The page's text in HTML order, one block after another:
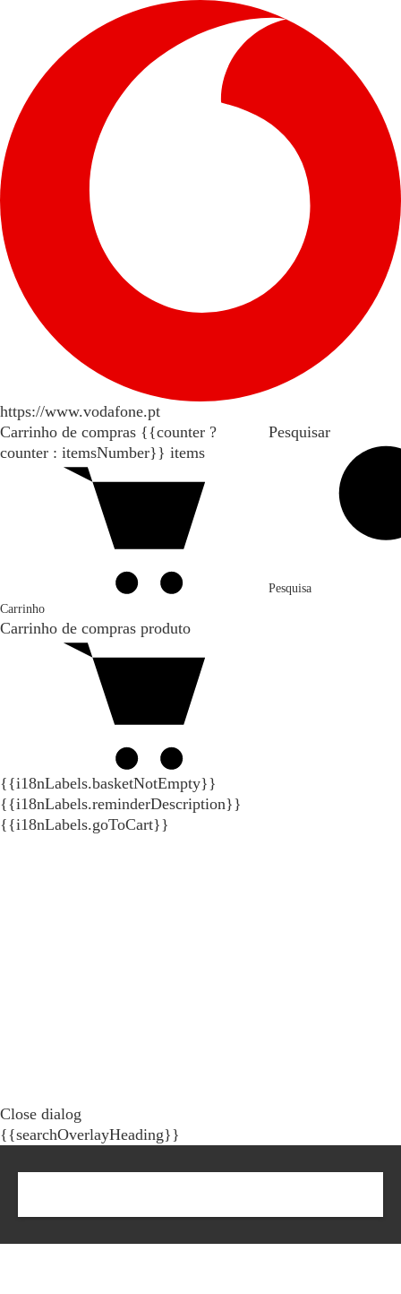
https://www.vodafone.pt
Carrinho de compras {{counter ?
counter : itemsNumber}} items
Carrinho
Carrinho de compras produto
{{i18nLabels.basketNotEmpty}}
{{i18nLabels.reminderDescription}}
{{i18nLabels.goToCart}}
Pesquisar
Pesquisa
Close dialog
{{searchOverlayHeading}}